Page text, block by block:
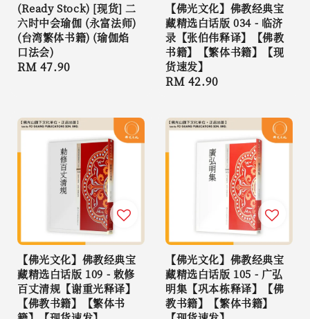
(Ready Stock) [现货] 二
六时中会瑜伽 (永富法师)
(台湾繁体书籍) (瑜伽焰
口法会)
Regular
RM 47.90
【佛光文化】佛教经典宝
藏精选白话版 034 - 临济
录【张伯伟释译】【佛教
书籍】【繁体书籍】【现
货速发】
Regular
RM 42.90
【佛光文化】佛教经典宝
藏精选白话版 109 - 敕修
百丈清规【谢重光释译】
【佛教书籍】【繁体书
【佛光文化】佛教经典宝
藏精选白话版 105 - 广弘
明集【巩本栋释译】【佛
教书籍】【繁体书籍】